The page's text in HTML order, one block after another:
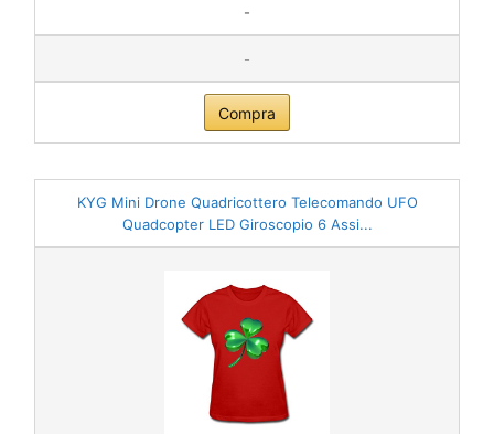
-
-
Compra
KYG Mini Drone Quadricottero Telecomando UFO
Quadcopter LED Giroscopio 6 Assi...